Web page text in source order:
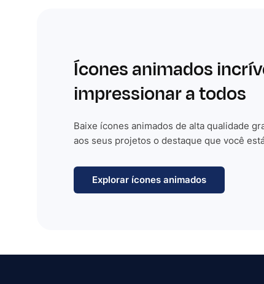
Ícones animados
impressionar a todos
Baixe ícones animados de alta qualidade
aos seus projetos o destaque que você
Explorar ícones animados